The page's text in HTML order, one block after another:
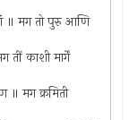
॥ मग तो पुरु आणि
काशी मार्गें
॥ मग क्रमिती